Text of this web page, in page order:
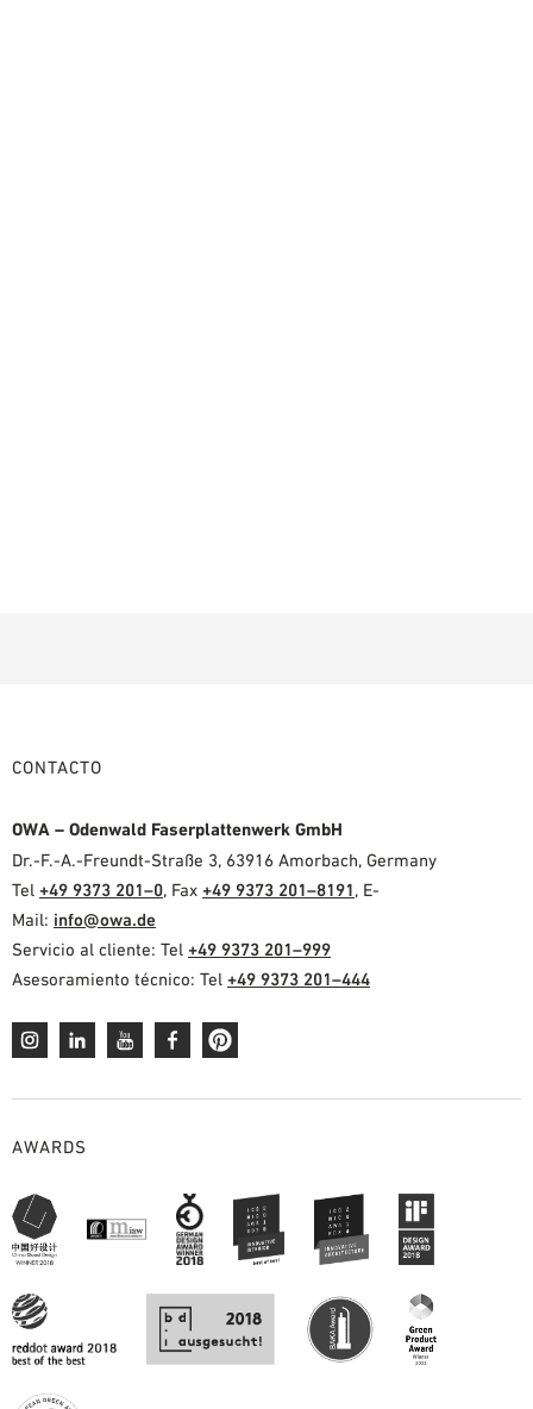
CONTACTO
OWA – Odenwald Faserplattenwerk GmbH
Dr.-F.-A.-Freundt-Straße 3, 63916 Amorbach, Germany
Tel +49 9373 201–0, Fax +49 9373 201–8191, E-
Mail: info@owa.de
Servicio al cliente: Tel +49 9373 201–999
Asesoramiento técnico: Tel +49 9373 201–444
AWARDS